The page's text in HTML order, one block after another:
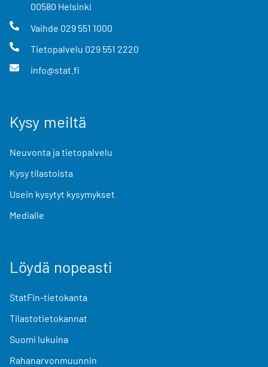
00580 Helsinki
Vaihde 029 551 1000
Tietopalvelu 029 551 2220
info@stat.fi
Kysy meiltä
Neuvonta ja tietopalvelu
Kysy tilastoista
Usein kysytyt kysymykset
Medialle
Löydä nopeasti
StatFin-tietokanta
Tilastotietokannat
Suomi lukuina
Rahanarvonmuunnin